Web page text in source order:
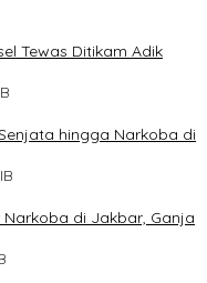
Tewas Ditikam Adik
hingga Narkoba di
di Jakbar, Ganja